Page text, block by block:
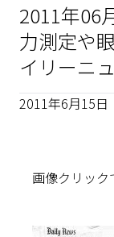
2011年06
力測定や
イリーニ
2011年6月15日
画像クリック